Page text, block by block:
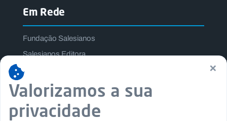
Em Rede
Fundação Salesianos
Salesianos Editora
Família Salesiana
Missão Dom Bosco
×
Valorizamos a sua
privacidade